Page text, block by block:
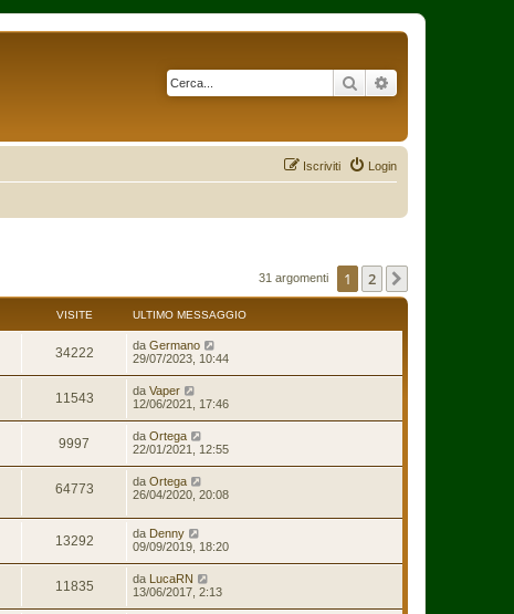
Cerca
Login
Iscriviti
31 argomenti 1 2
VISITE ULTIMO MESSAGGIO
34222 da Germano
29/07/2023, 10:44
11543 da Vaper
12/06/2021, 17:46
9997 da Ortega
22/01/2021, 12:55
64773 da Ortega
26/04/2020, 20:08
13292 da Denny
09/09/2019, 18:20
11835 da LucaRN
13/06/2017, 2:13